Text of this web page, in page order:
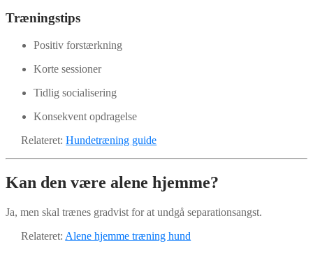
Træningstips
Positiv forstærkning
Korte sessioner
Tidlig socialisering
Konsekvent opdragelse
Relateret:Hundetræning guide
Kan den være alene hjemme?
Ja, men skal trænes gradvist for at undgå separationsangst.
Relateret: Alene hjemme træning hund